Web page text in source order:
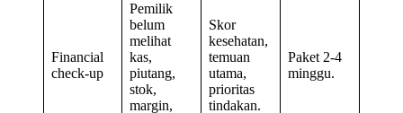
Financial
check-up
Pemilik
belum
melihat
kas,
piutang,
stok,
margin,
Skor
kesehatan,
temuan
utama,
prioritas
tindakan.
Paket 2-4
minggu.